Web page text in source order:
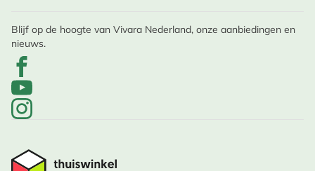
Blijf op de hoogte van Vivara Nederland, onze aanbiedingen en
nieuws.